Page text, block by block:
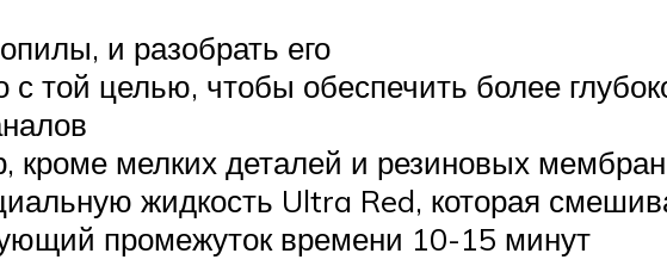
и разобрать его
той целью, чтобы обеспечить более
кроме мелких деталей и резиновых мембран
жидкость Ultra Red, которая
промежуток времени 10-15 минут